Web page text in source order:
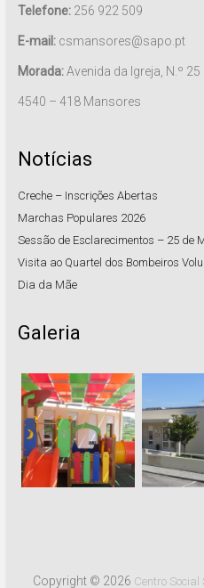
Telefone:256 922 509
E-mail:csmansores@sapo.pt
Morada:Avenida da Igreja, N.º 25
4540 – 418 Mansores
Notícias
Creche – Inscrições Abertas
Marchas Populares 2026
Sessão de Esclarecimentos – 25 de
Visita ao Quartel dos Bombeiros
Dia da Mãe
Galeria
Copyright © 2026 Centro